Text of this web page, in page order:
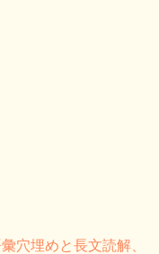
穴埋めと長文読解、